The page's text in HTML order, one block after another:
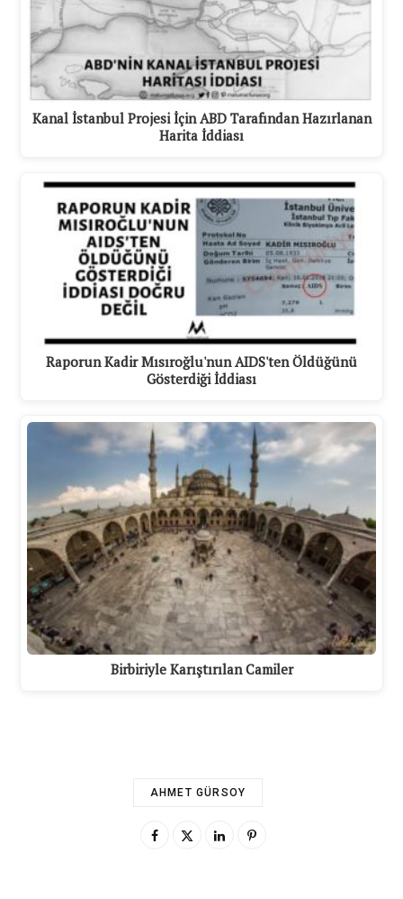
Kanal İstanbul Projesi İçin ABD Tarafından Hazırlanan
Harita İddiası
Raporun Kadir Mısıroğlu'nun AIDS'ten Öldüğünü
Gösterdiği İddiası
Birbiriyle Karıştırılan Camiler
AHMET GÜRSOY